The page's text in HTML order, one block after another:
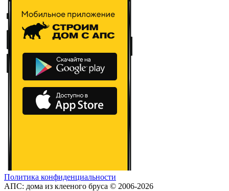
Политика конфиденциальности
АПС: дома из клееного бруса © 2006-2026